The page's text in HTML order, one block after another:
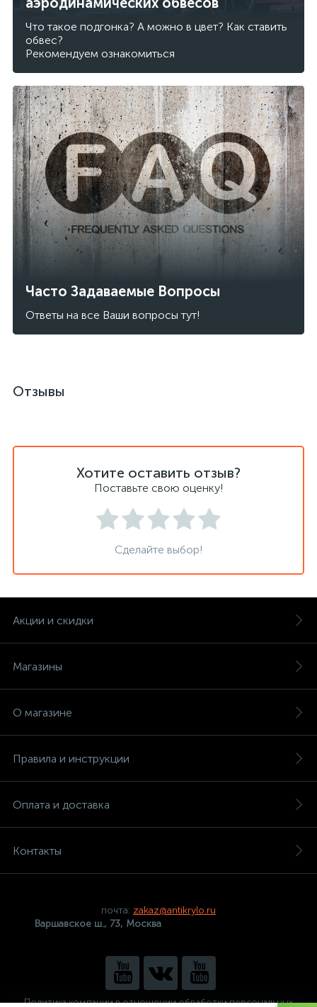
Что такое подгонка? А можно в цвет? Как ставить
обвес?
Рекомендуем ознакомиться
Часто Задаваемые Вопросы
Ответы на все Ваши вопросы тут!
Отзывы
Хотите оставить отзыв?
Поставьте свою оценку!
Сделайте выбор!
Акции и скидки
Магазины
О магазине
Правила и инструкции
Оплата и доставка
Контакты
почта: zakaz@antikrylo.ru
Варшавское ш., 73, Москва
Политика компании в отношении обработки персональных